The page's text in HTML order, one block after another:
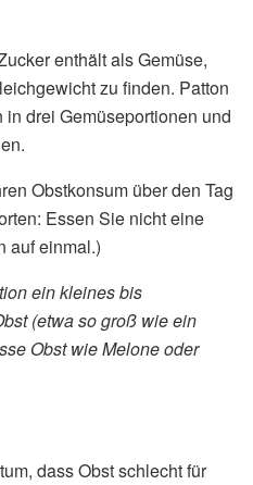
enthält als Gemüse,
zu finden. Patton
drei Gemüseportionen und
Obstkonsum über den Tag
Essen Sie nicht eine
auf einmal.)
ein kleines bis
(etwa so groß wie ein
Obst wie Melone oder
dass Obst schlecht für